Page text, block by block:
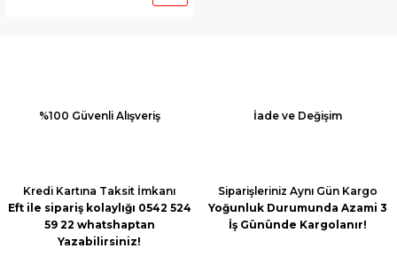
%100 Güvenli Alışveriş İade ve Değişim
Kredi Kartına Taksit İmkanı
Eft ile sipariş kolaylığı 0542 524
59 22 whatshaptan
Yazabilirsiniz!
Siparişleriniz Aynı Gün Kargo
Yoğunluk Durumunda Azami 3
İş Gününde Kargolanır!